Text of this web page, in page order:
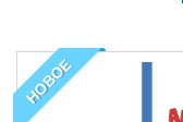
НОВОЕ